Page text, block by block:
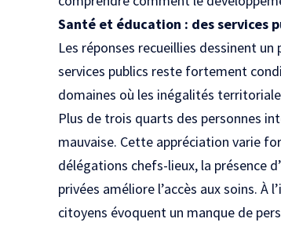
Santé et éducation : des services
Les réponses recueillies dessinent
services publics reste fortement
domaines où les inégalités
Plus de trois quarts des personnes
mauvaise. Cette appréciation varie
délégations chefs-lieux, la présence
privées améliore l’accès aux soins. À
citoyens évoquent un manque de